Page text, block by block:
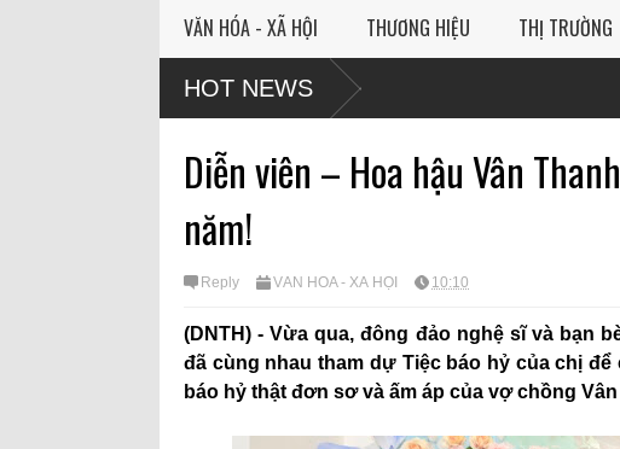
VĂN HÓA - XÃ HỘI THƯƠNG HIỆU THỊ TRƯỜNG
HOT NEWS
Diễn viên – Hoa hậu Vân
năm!
Reply VĂN HÓA - XÃ HỘI 10:10
(DNTH) - Vừa qua, đông đảo nghệ sĩ và bạn
đã cùng nhau tham dự Tiệc báo hỷ của chị
báo hỷ thật đơn sơ và ấm áp của vợ chồng